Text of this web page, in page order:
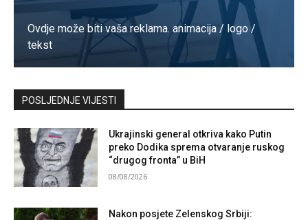
Ovdje može biti vaša reklama. animacija / logo /
tekst
Kontaktirajte nas
POSLJEDNJE VIJESTI
Ukrajinski general otkriva kako Putin
preko Dodika sprema otvaranje ruskog
“drugog fronta” u BiH
08/08/2026
Nakon posjete Zelenskog Srbiji: